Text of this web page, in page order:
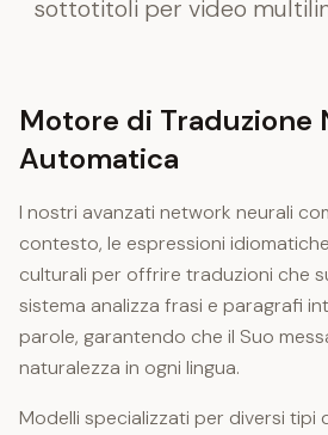
sottotitoli per video
Motore di Traduzione
Automatica
I nostri avanzati network neurali
contesto, le espressioni
culturali per offrire traduzioni che
sistema analizza frasi e paragrafi
parole, garantendo che il Suo
naturalezza in ogni lingua.
Modelli specializzati per diversi tipi